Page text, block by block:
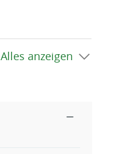
Alles anzeigen